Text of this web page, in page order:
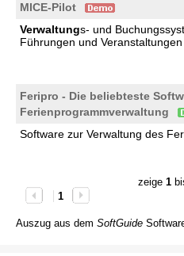
MICE-Pilot
Verwaltungs- und
Führungen und Veranstaltungen
Feripro - Die beliebteste
Ferienprogrammverwaltung
Software zur Verwaltung des
zeige 1
1
Auszug aus dem SoftGuide